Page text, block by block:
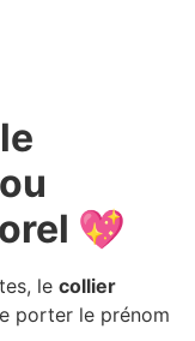
💖
le collier
porter le prénom